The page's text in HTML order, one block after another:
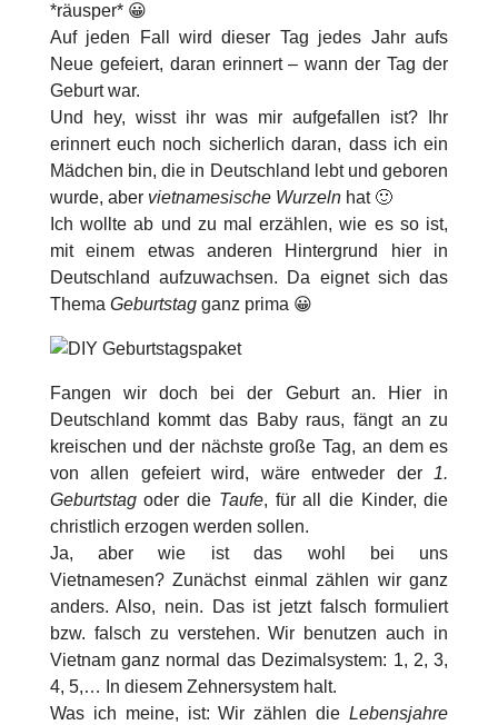
*räusper* 😀
Auf jeden Fall wird dieser Tag jedes Jahr aufs
Neue gefeiert, daran erinnert – wann der Tag der
Geburt war.
Und hey, wisst ihr was mir aufgefallen ist? Ihr
erinnert euch noch sicherlich daran, dass ich ein
Mädchen bin, die in Deutschland lebt und geboren
wurde, aber vietnamesische Wurzelnhat 🙂
Ich wollte ab und zu mal erzählen, wie es so ist,
mit einem etwas anderen Hintergrund hier in
Deutschland aufzuwachsen. Da eignet sich das
Thema Geburtstagganz prima 😀
Fangen wir doch bei der Geburt an. Hier in
Deutschland kommt das Baby raus, fängt an zu
kreischen und der nächste große Tag, an dem es
von allen gefeiert wird, wäre entweder der 1.
Geburtstagoder die Taufe, für all die Kinder, die
christlich erzogen werden sollen.
Ja, aber wie ist das wohl bei uns
Vietnamesen? Zunächst einmal zählen wir ganz
anders. Also, nein. Das ist jetzt falsch formuliert
bzw. falsch zu verstehen. Wir benutzen auch in
Vietnam ganz normal das Dezimalsystem: 1, 2, 3,
4, 5,… In diesem Zehnersystem halt.
Was ich meine, ist: Wir zählen dieLebensjahre